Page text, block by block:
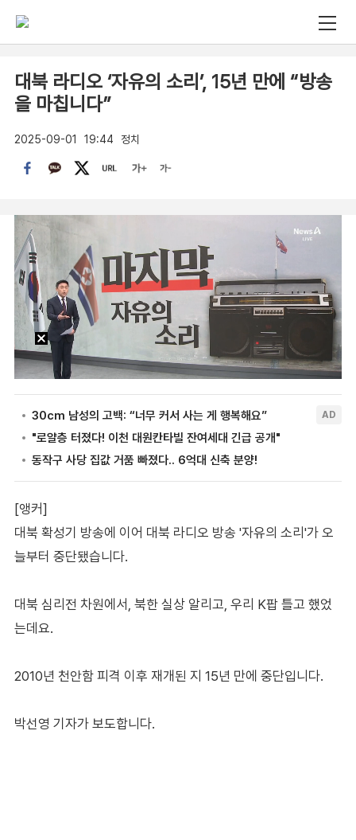
대북 라디오 ‘자유의 소리’, 15년 만에 “방송
을 마칩니다”
2025-09-01 19:44 정치
[앵커]
대북 확성기 방송에 이어 대북 라디오 방송 '자유의 소리'가 오
늘부터 중단됐습니다.
대북 심리전 차원에서, 북한 실상 알리고, 우리 K팝 틀고 했었
는데요.
2010년 천안함 피격 이후 재개된 지 15년 만에 중단입니다.
박선영 기자가 보도합니다.